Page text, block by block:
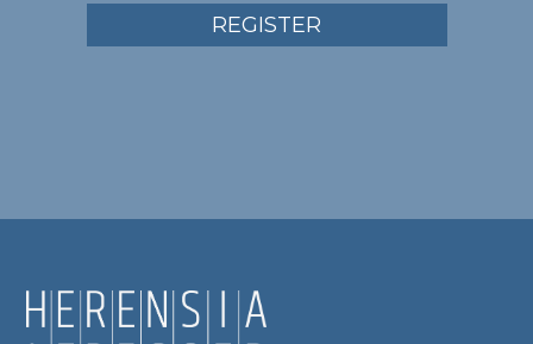
REGISTER